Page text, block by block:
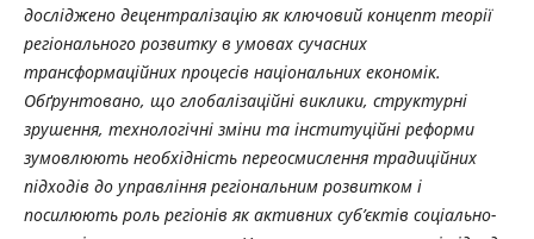
досліджено децентралізацію як ключовий концепт теорії
регіонального розвитку в умовах сучасних
трансформаційних процесів національних економік.
Обґрунтовано, що глобалізаційні виклики, структурні
зрушення, технологічні зміни та інституційні реформи
зумовлюють необхідність переосмислення традиційних
підходів до управління регіональним розвитком і
посилюють роль регіонів як активних суб’єктів соціально-